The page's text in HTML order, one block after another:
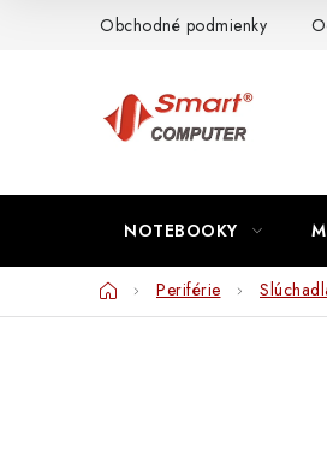
Obchodné podmienky
NOTEBOOKY
DomovPeriférie